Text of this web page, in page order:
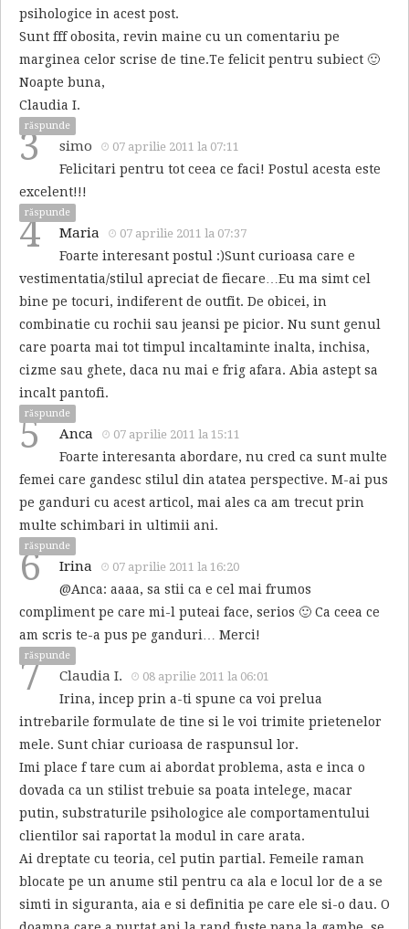
psihologice in acest post.
Sunt fff obosita, revin maine cu un comentariu pe
marginea celor scrise de tine.Te felicit pentru subiect 🙂
Noapte buna,
Claudia I.
răspunde
3 simo 07 aprilie 2011 la 07:11
Felicitari pentru tot ceea ce faci! Postul acesta este
excelent!!!
răspunde
4 Maria 07 aprilie 2011 la 07:37
Foarte interesant postul :)Sunt curioasa care e
vestimentatia/stilul apreciat de fiecare…Eu ma simt cel
bine pe tocuri, indiferent de outfit. De obicei, in
combinatie cu rochii sau jeansi pe picior. Nu sunt genul
care poarta mai tot timpul incaltaminte inalta, inchisa,
cizme sau ghete, daca nu mai e frig afara. Abia astept sa
incalt pantofi.
răspunde
5 Anca 07 aprilie 2011 la 15:11
Foarte interesanta abordare, nu cred ca sunt multe
femei care gandesc stilul din atatea perspective. M-ai pus
pe ganduri cu acest articol, mai ales ca am trecut prin
multe schimbari in ultimii ani.
răspunde
6 Irina 07 aprilie 2011 la 16:20
@Anca: aaaa, sa stii ca e cel mai frumos
compliment pe care mi-l puteai face, serios 🙂 Ca ceea ce
am scris te-a pus pe ganduri… Merci!
răspunde
7 Claudia I. 08 aprilie 2011 la 06:01
Irina, incep prin a-ti spune ca voi prelua
intrebarile formulate de tine si le voi trimite prietenelor
mele. Sunt chiar curioasa de raspunsul lor.
Imi place f tare cum ai abordat problema, asta e inca o
dovada ca un stilist trebuie sa poata intelege, macar
putin, substraturile psihologice ale comportamentului
clientilor sai raportat la modul in care arata.
Ai dreptate cu teoria, cel putin partial. Femeile raman
blocate pe un anume stil pentru ca ala e locul lor de a se
simti in siguranta, aia e si definitia pe care ele si-o dau. O